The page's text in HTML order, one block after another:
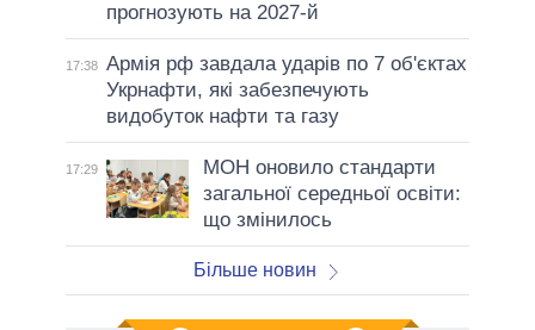
прогнозують на 2027-й
17:38 Армія рф завдала ударів по 7 об'єктах
Укрнафти, які забезпечують
видобуток нафти та газу
17:29
МОН оновило стандарти
загальної середньої освіти:
що змінилось
Більше новин